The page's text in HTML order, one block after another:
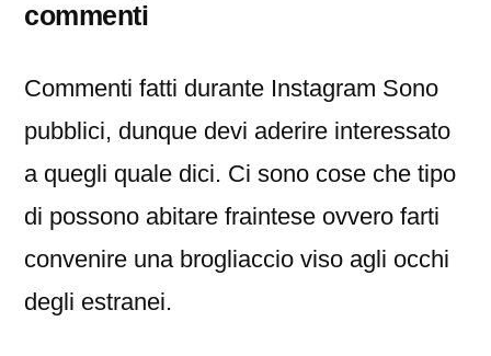
commenti
Commenti fatti durante Instagram Sono
pubblici, dunque devi aderire interessato
a quegli quale dici. Ci sono cose che tipo
di possono abitare fraintese ovvero farti
convenire una brogliaccio viso agli occhi
degli estranei.